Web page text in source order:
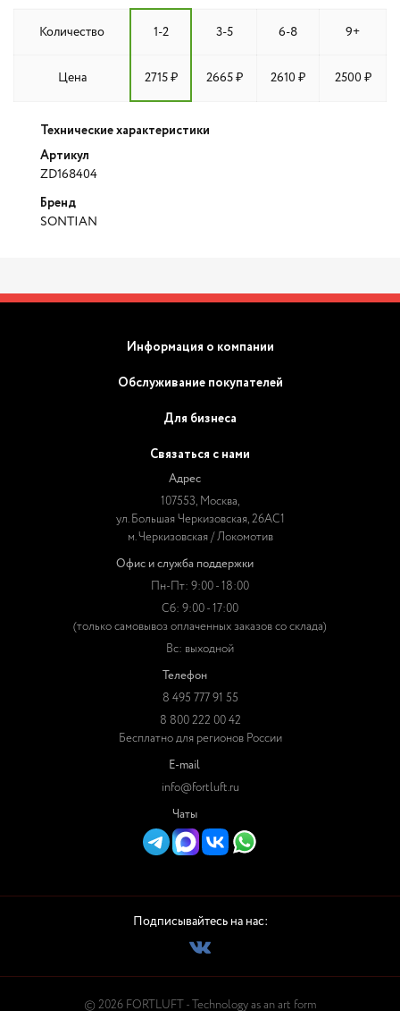
Количество 1-2 3-5 6-8 9+
Цена 2715 ₽ 2665 ₽ 2610 ₽ 2500 ₽
Технические характеристики
Артикул
ZD168404
Бренд
SONTIAN
Информация о компании
Обслуживание покупателей
Для бизнеса
Связаться с нами
Адрес
107553, Москва,
ул. Большая Черкизовская, 26АС1
м. Черкизовская / Локомотив
Офис и служба поддержки
Пн-Пт: 9:00 - 18:00
Сб: 9:00 - 17:00
(только самовывоз оплаченных заказов со склада)
Вс: выходной
Телефон
8 495 777 91 55
8 800 222 00 42
Бесплатно для регионов России
E-mail
info@fortluft.ru
Чаты
Подписывайтесь на нас:
© 2026 FORTLUFT - Technology as an art form